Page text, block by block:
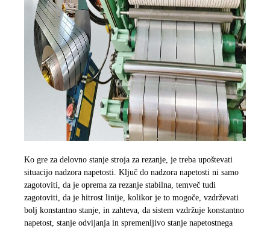
Ko gre za delovno stanje stroja za rezanje, je treba upoštevati
situacijo nadzora napetosti. Ključ do nadzora napetosti ni samo
zagotoviti, da je oprema za rezanje stabilna, temveč tudi
zagotoviti, da je hitrost linije, kolikor je to mogoče, vzdrževati
bolj konstantno stanje, in zahteva, da sistem vzdržuje konstantno
napetost, stanje odvijanja in spremenljivo stanje napetostnega